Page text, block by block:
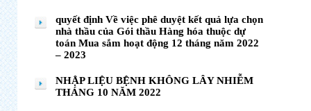
quyết định Về việc phê duyệt kết quả lựa chọn
nhà thầu của Gói thầu Hàng hóa thuộc dự
toán Mua sắm hoạt động 12 tháng năm 2022
– 2023
NHẬP LIỆU BỆNH KHÔNG LÂY NHIỄM
THÁNG 10 NĂM 2022